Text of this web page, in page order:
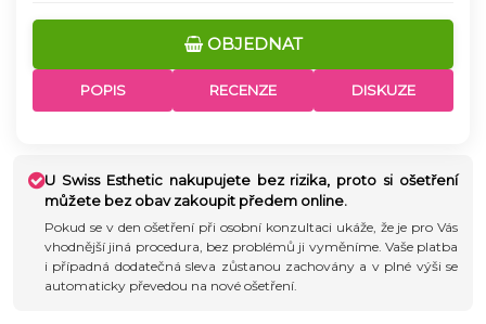
OBJEDNAT
POPIS RECENZE DISKUZE
U Swiss Esthetic nakupujete bez rizika, proto si ošetření
můžete bez obav zakoupit předem online.
Pokud se v den ošetření při osobní konzultaci ukáže, že je pro Vás
vhodnější jiná procedura, bez problémů ji vyměníme. Vaše platba
i případná dodatečná sleva zůstanou zachovány a v plné výši se
automaticky převedou na nové ošetření.